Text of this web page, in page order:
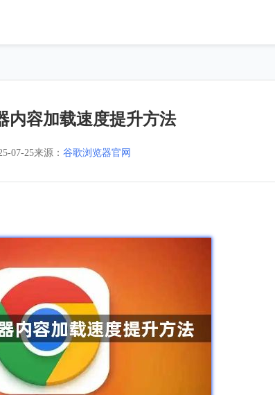
内容加载速度提升方法
07-25来源： 谷歌浏览器官网